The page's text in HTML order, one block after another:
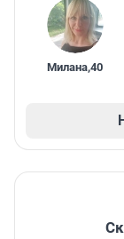
Милана,40